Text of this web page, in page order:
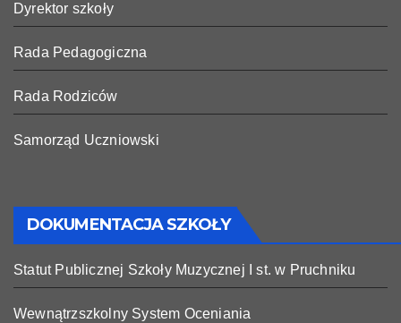
Dyrektor szkoły
Rada Pedagogiczna
Rada Rodziców
Samorząd Uczniowski
DOKUMENTACJA SZKOŁY
Statut Publicznej Szkoły Muzycznej I st. w Pruchniku
Wewnątrzszkolny System Oceniania